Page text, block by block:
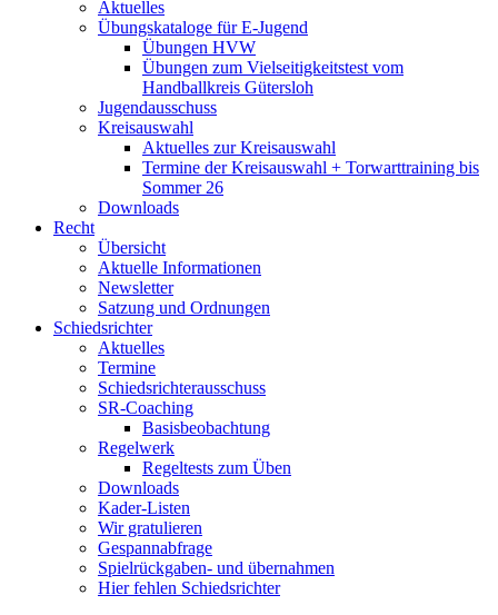
Aktuelles
Übungskataloge für E-Jugend
Übungen HVW
Übungen zum Vielseitigkeitstest vom
Handballkreis Gütersloh
Jugendausschuss
Kreisauswahl
Aktuelles zur Kreisauswahl
Termine der Kreisauswahl + Torwarttraining bis
Sommer 26
Downloads
Recht
Übersicht
Aktuelle Informationen
Newsletter
Satzung und Ordnungen
Schiedsrichter
Aktuelles
Termine
Schiedsrichterausschuss
SR-Coaching
Basisbeobachtung
Regelwerk
Regeltests zum Üben
Downloads
Kader-Listen
Wir gratulieren
Gespannabfrage
Spielrückgaben- und übernahmen
Hier fehlen Schiedsrichter